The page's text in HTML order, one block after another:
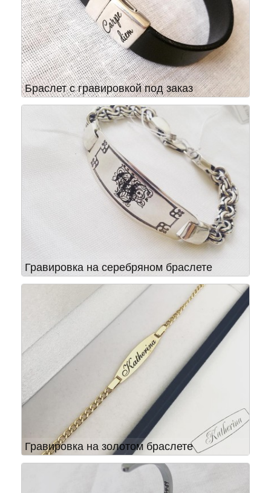
Браслет с гравировкой под заказ
Гравировка на серебряном браслете
Гравировка на золотом браслете